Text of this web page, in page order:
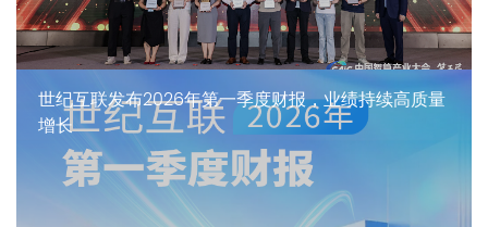
世纪互联发布2026年第一季度财报，业绩持续高质量
增长